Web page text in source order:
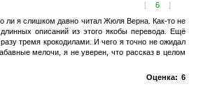
[ 6 ]
ли я слишком давно читал Жюля Верна. Как-то не
описаний из этого якобы перевода. Ещё
тремя крокодилами. И чего я точно не ожидал
мелочи, я не уверен, что рассказ в целом
Оценка: 6